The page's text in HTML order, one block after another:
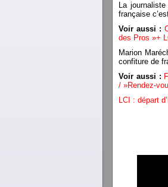
La
française
Voir aussi :
des Pros »+
Marion
confiture de
Voir aussi :
/ »Rendez-
LCI : départ